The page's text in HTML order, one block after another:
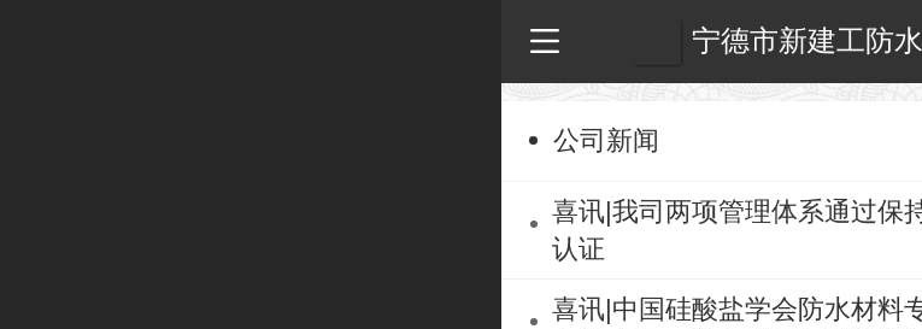
公司新闻
喜讯|我司两项管理体系通过保
认证
喜讯|中国硅酸盐学会防水材料